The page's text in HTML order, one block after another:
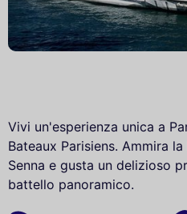
Vivi un'esperienza unica a
Bateaux Parisiens. Ammira
Senna e gusta un delizioso
battello panoramico.